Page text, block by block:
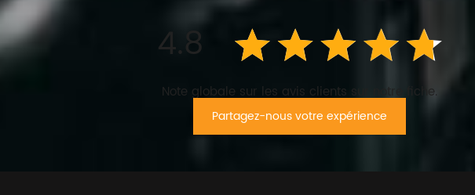
4.8
Note globale sur les avis clients sur notre fiche.
Partagez-nous votre expérience